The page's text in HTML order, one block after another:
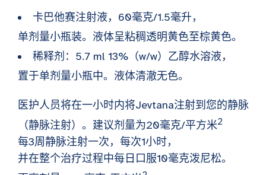
卡巴他赛注射液，60毫克/1.5毫升，
单剂量小瓶装。液体呈粘稠透明黄色至棕黄色。
稀释剂：5.7 ml 13%（w/w）乙醇水溶液，
置于单剂量小瓶中。液体清澈无色。
医护人员将在一小时内将Jevtana注射到您的静脉
（静脉注射）。建议剂量为20毫克/平方米2
每3周静脉注射一次，每次1小时，
并在整个治疗过程中每日口服10毫克泼尼松。